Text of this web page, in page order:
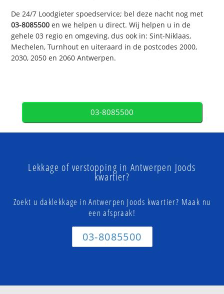
De 24/7 Loodgieter spoedservice; bel deze nacht nog met
03-8085500 en we helpen u direct. Wij helpen u in de
gehele 03 regio en omgeving, dus ook in: Sint-Niklaas,
Mechelen, Turnhout en uiteraard in de postcodes 2000,
2030, 2050 en 2060 Antwerpen.
03-8085500
Lekkage of verstopping in Antwerpen Joods
kwartier?
Zoekt u daklekkage in Antwerpen Joods kwartier? Maak nu
een afspraak!
03-8085500